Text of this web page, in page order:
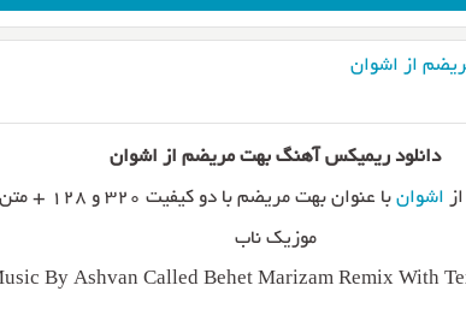
از اشوان
دانلود ریمیکس آهنگ بهت مریضم از اشوان
اشوان
با عنوان بهت
موزیک ناب
By Ashvan Called Behet Marizam Remix With